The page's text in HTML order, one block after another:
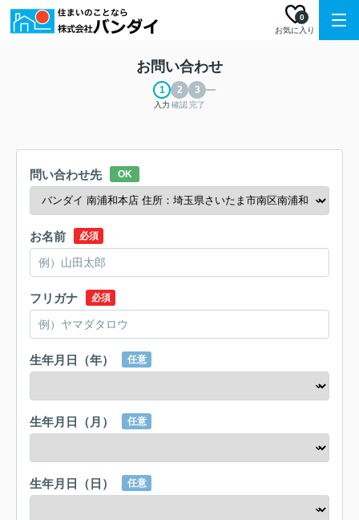
お気に入り
0
お問い合わせ
入力 確認完了
問い合わせ先 OK
お名前 必須
フリガナ 必須
生年月日（年） 任意
生年月日（月） 任意
生年月日（日） 任意